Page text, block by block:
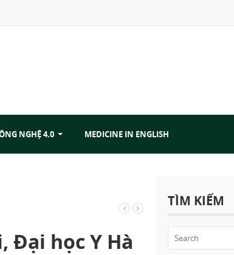
NGHỆ 4.0 MEDICINE IN ENGLISH
Đại học Y Hà
TÌM KIẾM